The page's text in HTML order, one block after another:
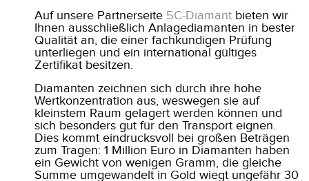
Auf unsere Partnerseite 5C-Diamant bieten wir
Ihnen ausschließlich Anlagediamanten in bester
Qualität an, die einer fachkundigen Prüfung
unterliegen und ein international gültiges
Zertifikat besitzen.
Diamanten zeichnen sich durch ihre hohe
Wertkonzentration aus, weswegen sie auf
kleinstem Raum gelagert werden können und
sich besonders gut für den Transport eignen.
Dies kommt eindrucksvoll bei großen Beträgen
zum Tragen: 1 Million Euro in Diamanten haben
ein Gewicht von wenigen Gramm, die gleiche
Summe umgewandelt in Gold wiegt ungefähr 30